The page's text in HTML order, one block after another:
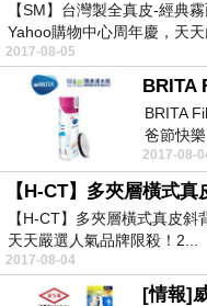
【SM】台灣製全真皮-經典
Yahoo購物中心周年慶，天天
2017-08-05
BRITA
爸節快
2017-08-
【H-CT】多夾層橫式
【H-CT】多夾層橫式真皮
天天嚴選人氣品牌限殺！2...
2017-08-04